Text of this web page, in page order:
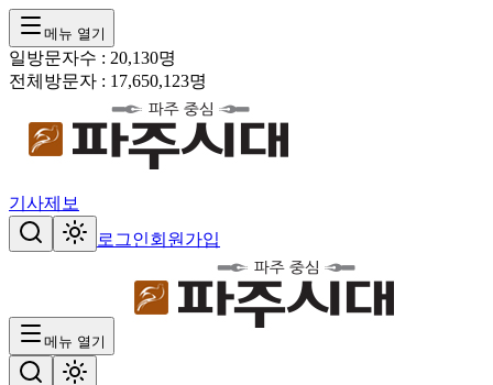
메뉴 열기
일방문자수 : 20,130명
전체방문자 : 17,650,123명
기사제보
로그인회원가입
메뉴 열기